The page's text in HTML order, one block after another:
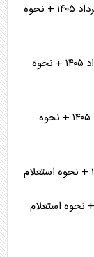
جدول قطعی برق استان اصفهان فردا جمعه ۱۶ مرداد ۱۴۰۵ + نحوه
جدول قطعی برق استان فارس فردا جمعه ۱۶ مرداد ۱۴۰۵ + نحوه
جدول قطعی برق استان البرز فردا جمعه ۱۶ مرداد ۱۴۰۵ + نحوه